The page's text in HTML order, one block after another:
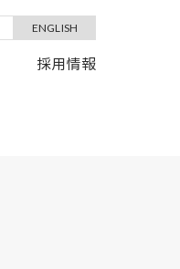
ENGLISH
採用情報